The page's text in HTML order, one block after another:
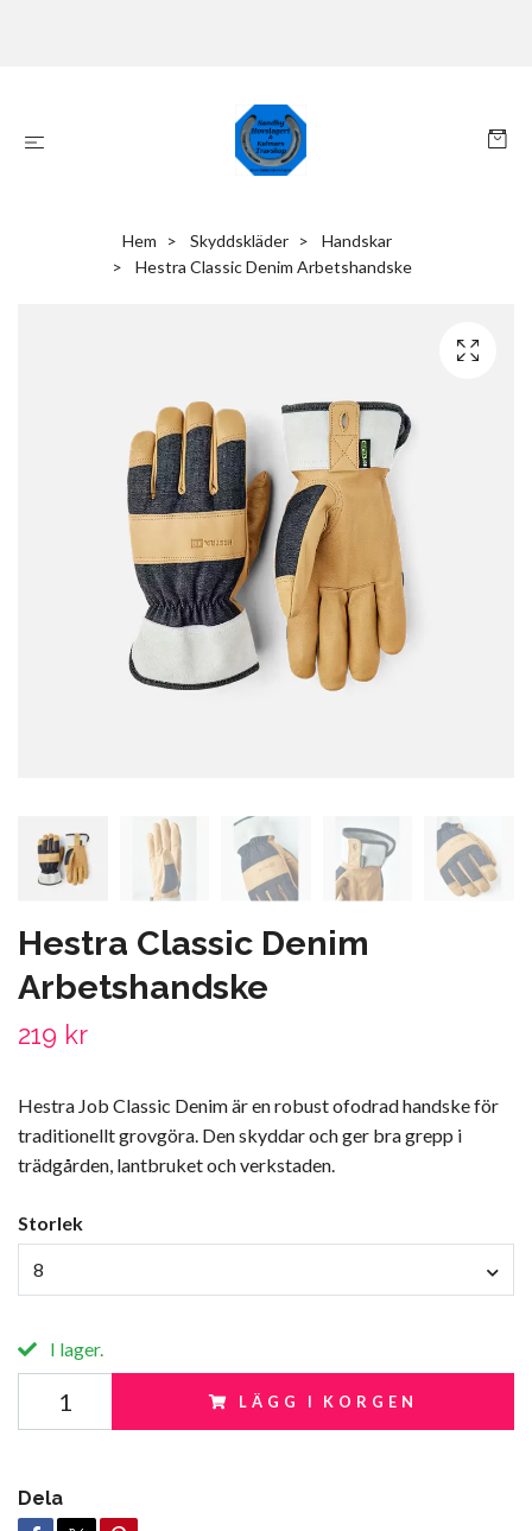
Hem Skyddskläder
Handskar
Hestra Classic Denim Arbetshandske
Hestra Classic Denim
Arbetshandske
219 kr
Hestra Job Classic Denim är en robust ofodrad handske för
traditionellt grovgöra. Den skyddar och ger bra grepp i
trädgården, lantbruket och verkstaden.
Storlek
8
I lager.
LÄGG I KORGEN
Dela